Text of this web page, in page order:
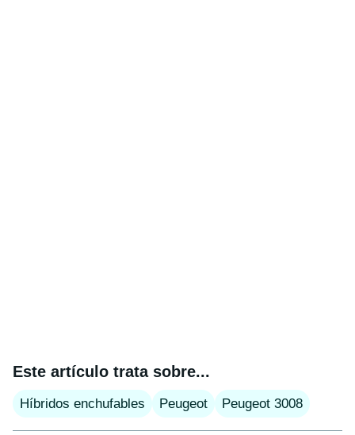
Este artículo trata sobre...
Híbridos enchufables Peugeot Peugeot 3008